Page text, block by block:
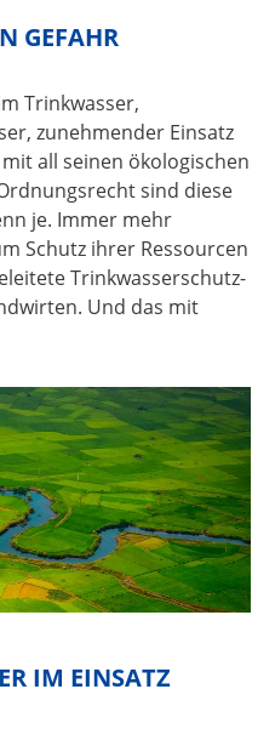
GEFAHR
Trinkwasser,
zunehmender Einsatz
all seinen ökologischen
sind diese
je. Immer mehr
Schutz ihrer Ressourcen
Trinkwasserschutz-
Und das mit
IM EINSATZ